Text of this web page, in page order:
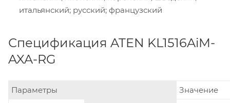
итальянский; русский; французский
Спецификация ATEN KL1516AiM-
AXA-RG
Параметры Значение